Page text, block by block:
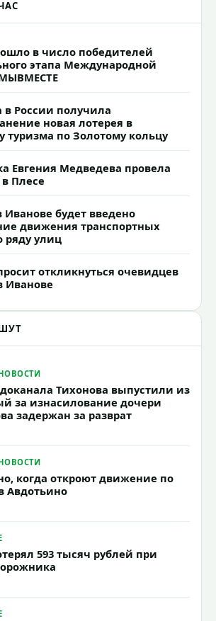
в число победителей
этапа Международной
в России получила
новая лотерея в
туризма по Золотому кольцу
Евгения Медведева провела
Плесе
Иванове будет введено
движения транспортных
ряду улиц
откликнуться очевидцев
Иванове
Тихонова выпустили из
за изнасилование дочери
задержан за разврат
когда откроют движение по
Авдотьино
593 тысяч рублей при